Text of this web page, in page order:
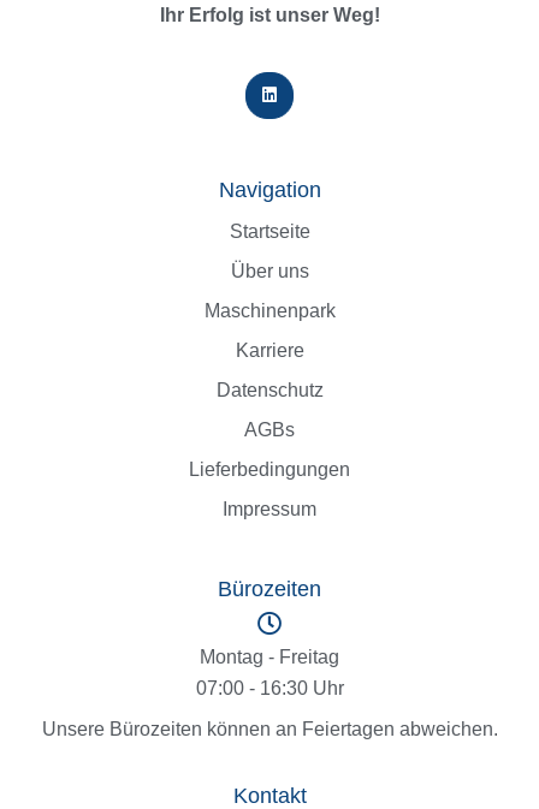
Ihr Erfolg ist unser Weg!
Navigation
Startseite
Über uns
Maschinenpark
Karriere
Datenschutz
AGBs
Lieferbedingungen
Impressum
Bürozeiten
Montag - Freitag
07:00 - 16:30 Uhr
Unsere Bürozeiten können an Feiertagen abweichen.
Kontakt